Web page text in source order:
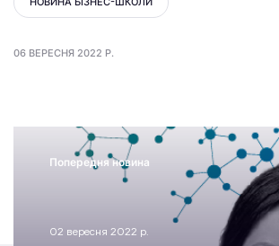
06 ВЕРЕСНЯ 2022 Р.
Попередня новина
02 вересня 2022 р.